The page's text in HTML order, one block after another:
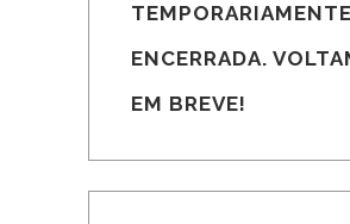
TEMPORARIAMENTE
ENCERRADA.
EM BREVE!